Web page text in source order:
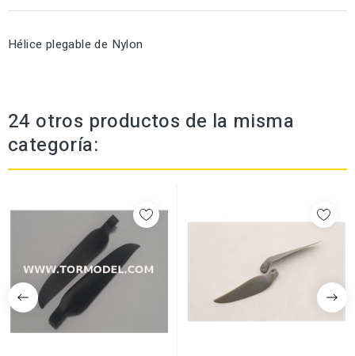
Hélice plegable de Nylon
24 otros productos de la misma
categoría: